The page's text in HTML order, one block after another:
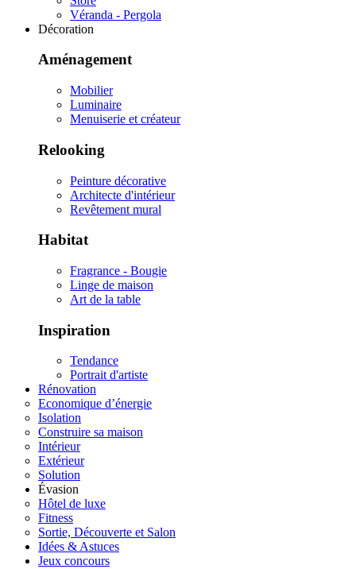
Véranda - Pergola
Décoration
Aménagement
Mobilier
Luminaire
Menuiserie et créateur
Relooking
Peinture décorative
Architecte d'intérieur
Revêtement mural
Habitat
Fragrance - Bougie
Linge de maison
Art de la table
Inspiration
Tendance
Portrait d'artiste
Rénovation
Economique d’énergie
Isolation
Construire sa maison
Intérieur
Extérieur
Solution
Évasion
Hôtel de luxe
Fitness
Sortie, Découverte et Salon
Idées & Astuces
Jeux concours